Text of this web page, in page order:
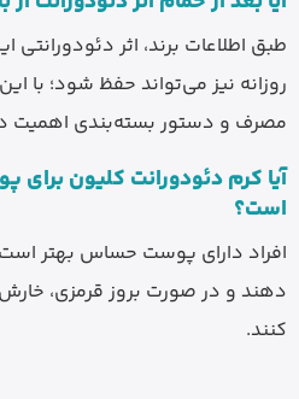
طبق اطلاعات برند، اثر
روزانه نیز می‌تواند حفظ شود؛ با
مصرف و دستور بسته‌بندی اهمیت
آیا کرم دئودورانت کلیون
است؟
افراد دارای پوست حساس بهتر
دهند و در صورت بروز قرمزی،
کنند.